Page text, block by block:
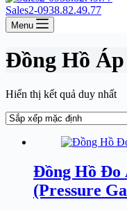
Sales2-0938.82.49.77
Menu
Đồng Hồ
Hiển thị kết quả duy nhất
Đồng Hồ Đo
(Pressure